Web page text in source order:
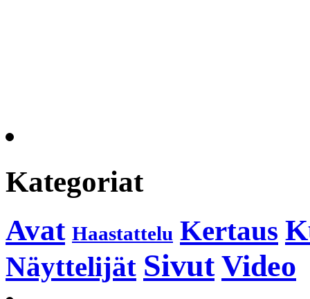
Kategoriat
Avat Haastattelu Kertaus
Näyttelijät Sivut Video